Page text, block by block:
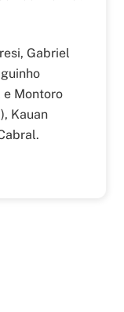
Gabriel
e Montoro
Kauan